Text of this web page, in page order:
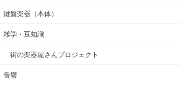
鍵盤楽器（本体）
雑学・豆知識
街の楽器屋さんプロジェクト
音響